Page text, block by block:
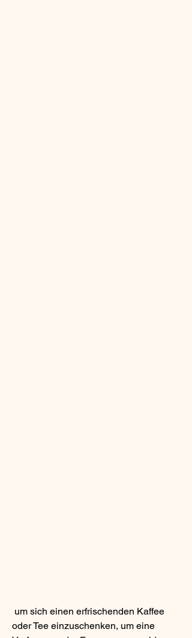
oder Tee einzuschenken, um eine